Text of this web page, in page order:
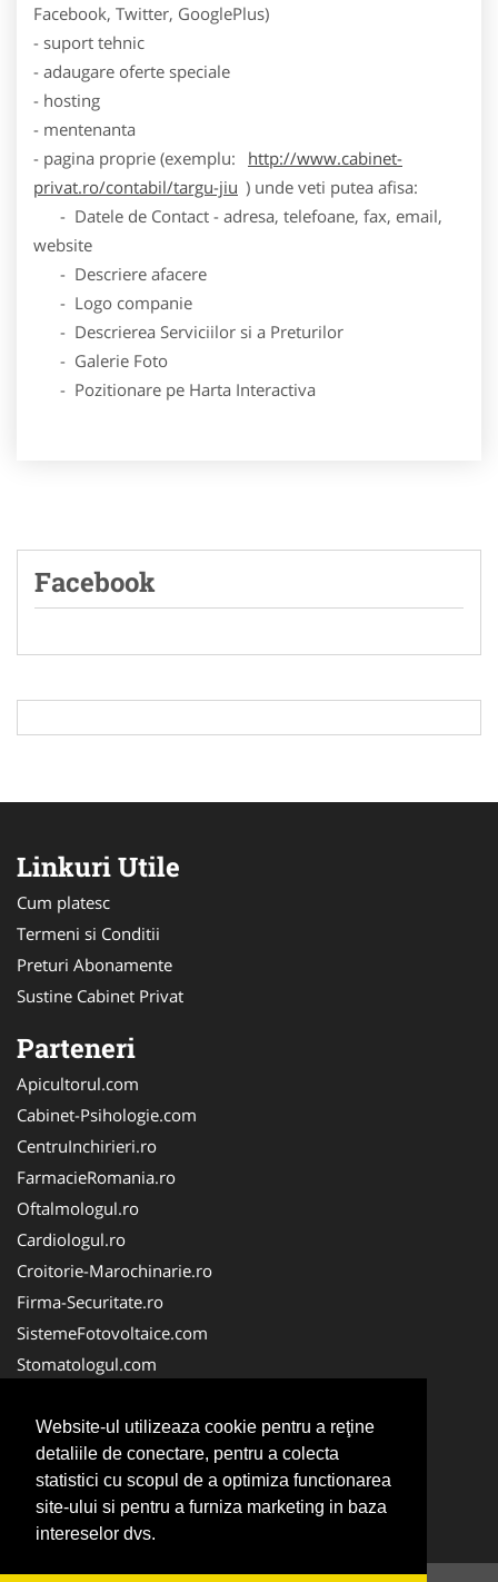
Website-ul utilizeaza cookie pentru a reţine
detaliile de conectare, pentru a colecta
statistici cu scopul de a optimiza functionarea
site-ului si pentru a furniza marketing in baza
intereselor dvs.
Facebook, Twitter, GooglePlus)
- suport tehnic
- adaugare oferte speciale
- hosting
- mentenanta
- pagina proprie (exemplu:
http://www.cabinet-
privat.ro/contabil/targu-jiu ) unde veti putea afisa:
- Datele de Contact - adresa, telefoane, fax, email,
website
- Descriere afacere
- Logo companie
- Descrierea Serviciilor si a Preturilor
- Galerie Foto
- Pozitionare pe Harta Interactiva
Facebook
Linkuri Utile
Cum platesc
Termeni si Conditii
Preturi Abonamente
Sustine Cabinet Privat
Parteneri
Apicultorul.com
Cabinet-Psihologie.com
CentruInchirieri.ro
FarmacieRomania.ro
Oftalmologul.ro
Cardiologul.ro
Croitorie-Marochinarie.ro
Firma-Securitate.ro
SistemeFotovoltaice.com
Stomatologul.com
Birouri-Cadastru.ro
Cabinet-Individual.ro
CramaVinuri.ro
InstalatiiSolare.com